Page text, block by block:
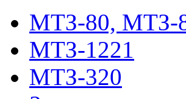
МТЗ-80, МТЗ-
МТЗ-1221
МТЗ-320